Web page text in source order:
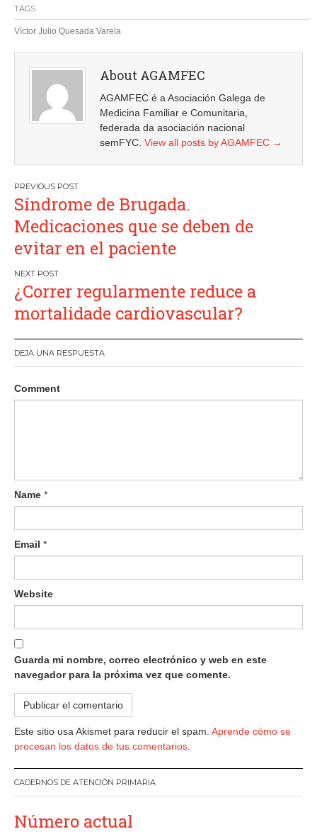
TAGS
Víctor Julio Quesada Varela
About AGAMFEC
AGAMFEC é a Asociación Galega de
Medicina Familiar e Comunitaria,
federada da asociación nacional
semFYC. View all posts by AGAMFEC →
Navegación
de
entradas
Síndrome de Brugada.
Medicaciones que se deben de
evitar en el paciente
¿Correr regularmente reduce a
mortalidade cardiovascular?
DEJA UNA RESPUESTA
Comment
Name *
Email *
Website
Guarda mi nombre, correo electrónico y web en este
navegador para la próxima vez que comente.
Este sitio usa Akismet para reducir el spam. Aprende cómo se
procesan los datos de tus comentarios.
CADERNOS DE ATENCIÓN PRIMARIA
Número actual